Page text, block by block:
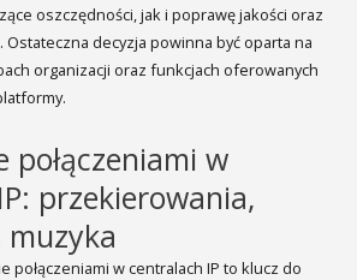
oszczędności, jak i poprawę jakości oraz
decyzja powinna być oparta na
organizacji oraz funkcjach oferowanych
połączeniami w
przekierowania,
muzyka
połączeniami w centralach IP to klucz do